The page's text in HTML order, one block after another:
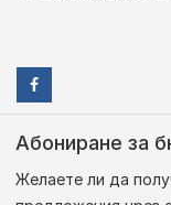
Абониране за
Желаете ли да